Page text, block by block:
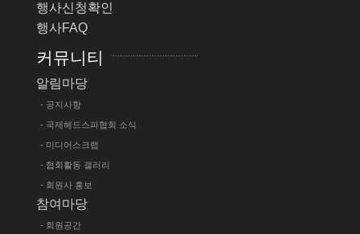
행사신청확인
행사FAQ
커뮤니티
알림마당
- 공지사항
- 국제헤드스파협회 소식
- 미디어스크랩
- 협회활동 갤러리
- 회원사 홍보
참여마당
- 회원공간